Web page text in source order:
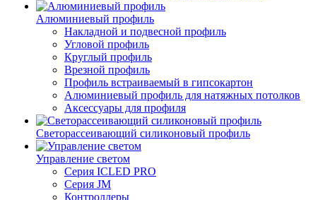
Алюминиевый профиль
Накладной и подвесной профиль
Угловой профиль
Круглый профиль
Врезной профиль
Профиль встраиваемый в гипсокартон
Алюминиевый профиль для натяжных потолков
Аксессуары для профиля
Светорассеивающий силиконовый профиль
Управление светом
Серия ICLED PRO
Серия JM
Контроллеры